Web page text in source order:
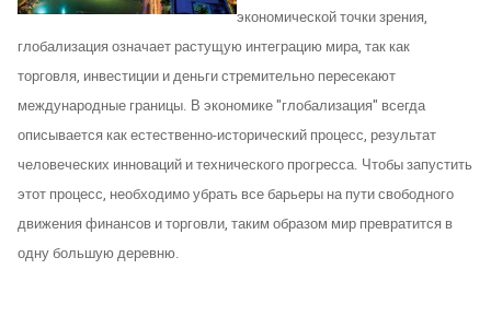
экономической точки зрения,
глобализация означает растущую интеграцию мира, так как
торговля, инвестиции и деньги стремительно пересекают
международные границы. В экономике "глобализация" всегда
описывается как естественно-исторический процесс, результат
человеческих инноваций и технического прогресса. Чтобы запустить
этот процесс, необходимо убрать все барьеры на пути свободного
движения финансов и торговли, таким образом мир превратится в
одну большую деревню.